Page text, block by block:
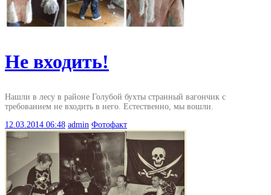
Не входить!
Нашли в лесу в районе Голубой бухты странный вагончик с
требованием не входить в него. Естественно, мы вошли.
12.03.2014 06:48 admin Фотофакт